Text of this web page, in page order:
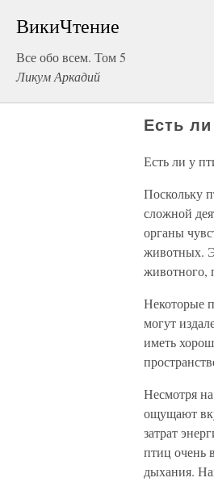
ВикиЧтение
Все обо всем. Том 5
Ликум Аркадий
Есть
Есть ли у
Поскольку
сложной
органы
животных.
животного,
Некоторые
могут
иметь
Несмотря
ощущают
затрат
птиц очень
дыхания.